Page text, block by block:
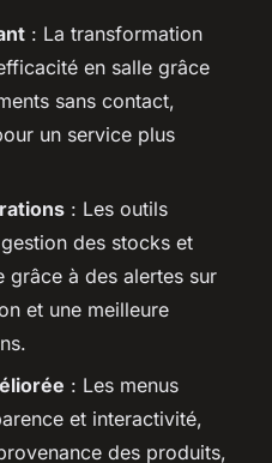
: La transformation
en salle grâce
sans contact,
un service plus
: Les outils
des stocks et
grâce à des alertes sur
et une meilleure
: Les menus
et interactivité,
des produits,